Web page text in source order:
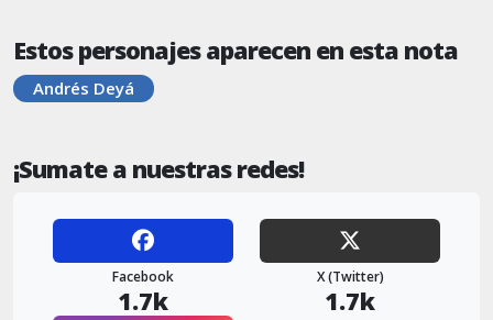
Estos personajes aparecen en esta nota
Andrés Deyá
¡Sumate a nuestras redes!
Facebook
1.7k
X (Twitter)
1.7k